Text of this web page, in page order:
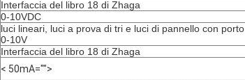
Interfaccia del libro 18 di Zhaga
0-10VDC
luci lineari, luci a prova di tri e luci di pannello con porto
0-10V
Interfaccia del libro 18 di Zhaga
< 50mA="">